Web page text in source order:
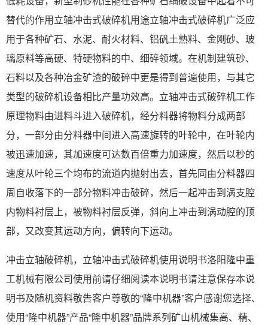
替代的作用立轴冲击式破碎机用途立轴冲击式破碎机广泛应
用于各种矿石、水泥、耐火材料、铝矾土熟料、金刚砂、玻
璃原料等高硬、特硬物料的中、细碎领域。在机制建筑砂、
石料以及各种冶金矿渣的破碎中更是得到普遍使用，与其它
类型的破碎机设备相比产量功效高。立轴冲击式破碎机工作
原理物料由进料斗进入破碎机，经分料器将物料分成两部
分，一部分由分料器中间进入高速旋转的叶轮中，在叶轮内
被迅速加速，其加速度可达数百倍重力加速度，然后以秒的
速度从叶轮三个均布的流道内抛射出去，首先同由分料器四
周自收落下的一部分物料冲击破碎，然后一起冲击到涡支腔
内物料衬层上，被物料衬层反弹，斜向上冲击到涡动腔的顶
部，又改变其运动方向，偏转向下运动。
冲击立轴破碎机，立轴冲击式破碎机使用说明书洛阳隆中重
工机械有限公司使用前请仔细阅读本说明书请注意保存本说
明书及随机资料敬告客户尊敬的“隆中机器”客户感谢您选择、
使用“隆中机器”产品“隆中机器”品牌系列矿山机械集高、精、